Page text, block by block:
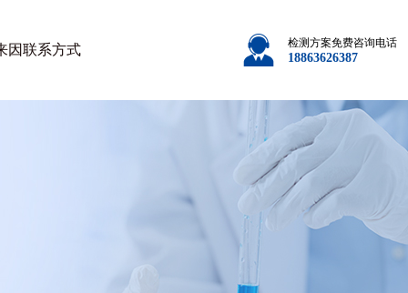
因联系方式 检测方案免费咨询电话
18863626387